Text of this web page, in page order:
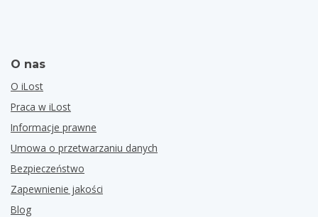
O nas
O iLost
Praca w iLost
Informacje prawne
Umowa o przetwarzaniu danych
Bezpieczeństwo
Zapewnienie jakości
Blog